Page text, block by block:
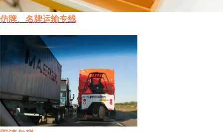
仿牌、名牌运输专线